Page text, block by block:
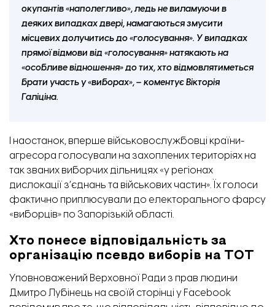
окупантів «наполегливо», ледь не виламуючи в
деяких випадках двері, намагаються змусити
місцевих долучитись до «голосування». У випадках
прямої відмови від «голосування» натякають на
«особливе відношення» до тих, хто відмовлятиметься
брати участь у «виборах», – коментує Вікторія
Галіціна.
І наостанок, вперше військовослужбовці країни-
агресора голосували на захоплених територіях на
так званих виборчих дільницях «у регіонах
дислокації з’єднань та військових частин». Їх голоси
фактично приплюсували до електорального фарсу
«виборців» по Запорізькій області.
Хто понесе відповідальність за
організацію псевдо виборів на ТОТ
Уповноважений Верховної Ради з прав людини
Дмитро Лубінець на своїй сторінці у Facebook